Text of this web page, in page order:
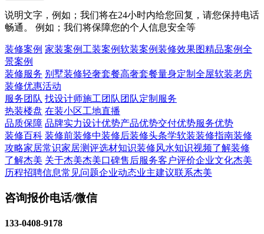
说明文字，例如；我们将在24小时内给您回复，请您保持电话
畅通。 例如；我们将保障您的个人信息安全等
装修案例 家装案例 工装案例软装案例装修效果图精品案例全
景案例
装修服务 别墅装修轻奢套餐高奢套餐量身定制 全屋软装老房
装修优惠活动
服务团队 找设计师施工团队 团队定制服务
热装楼盘 在装小区工地直播
品质保障 品牌实力设计优势产品优势交付优势服务优势
装修百科 装修前装修中装修后装修头条学软装装修指南装修
攻略家居常识家居测评选材知识装修风水知识视频了解装修
了解杰美 关于杰美杰美口碑售后服务客户评价企业文化杰美
历程招聘信息常见问题企业动态业主建议联系杰美
咨询报价电话/微信
133-0408-9178